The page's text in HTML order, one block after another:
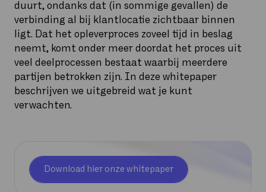
duurt, ondanks dat (in sommige gevallen) de
verbinding al bij klantlocatie zichtbaar binnen
ligt. Dat het opleverproces zoveel tijd in beslag
neemt, komt onder meer doordat het proces uit
veel deelprocessen bestaat waarbij meerdere
partijen betrokken zijn. In deze whitepaper
beschrijven we uitgebreid wat je kunt
verwachten.
Download hier onze whitepaper